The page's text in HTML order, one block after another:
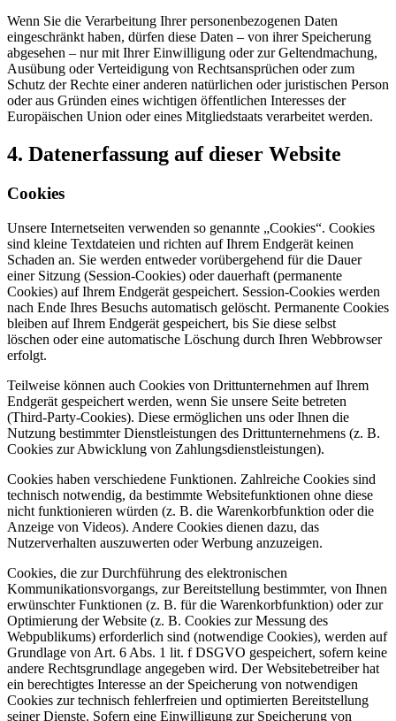
Wenn Sie die Verarbeitung Ihrer personenbezogenen Daten
eingeschränkt haben, dürfen diese Daten – von ihrer Speicherung
abgesehen – nur mit Ihrer Einwilligung oder zur Geltendmachung,
Ausübung oder Verteidigung von Rechtsansprüchen oder zum
Schutz der Rechte einer anderen natürlichen oder juristischen Person
oder aus Gründen eines wichtigen öffentlichen Interesses der
Europäischen Union oder eines Mitgliedstaats verarbeitet werden.
4. Datenerfassung auf dieser Website
Cookies
Unsere Internetseiten verwenden so genannte „Cookies“. Cookies
sind kleine Textdateien und richten auf Ihrem Endgerät keinen
Schaden an. Sie werden entweder vorübergehend für die Dauer
einer Sitzung (Session-Cookies) oder dauerhaft (permanente
Cookies) auf Ihrem Endgerät gespeichert. Session-Cookies werden
nach Ende Ihres Besuchs automatisch gelöscht. Permanente Cookies
bleiben auf Ihrem Endgerät gespeichert, bis Sie diese selbst
löschen oder eine automatische Löschung durch Ihren Webbrowser
erfolgt.
Teilweise können auch Cookies von Drittunternehmen auf Ihrem
Endgerät gespeichert werden, wenn Sie unsere Seite betreten
(Third-Party-Cookies). Diese ermöglichen uns oder Ihnen die
Nutzung bestimmter Dienstleistungen des Drittunternehmens (z. B.
Cookies zur Abwicklung von Zahlungsdienstleistungen).
Cookies haben verschiedene Funktionen. Zahlreiche Cookies sind
technisch notwendig, da bestimmte Websitefunktionen ohne diese
nicht funktionieren würden (z. B. die Warenkorbfunktion oder die
Anzeige von Videos). Andere Cookies dienen dazu, das
Nutzerverhalten auszuwerten oder Werbung anzuzeigen.
Cookies, die zur Durchführung des elektronischen
Kommunikationsvorgangs, zur Bereitstellung bestimmter, von Ihnen
erwünschter Funktionen (z. B. für die Warenkorbfunktion) oder zur
Optimierung der Website (z. B. Cookies zur Messung des
Webpublikums) erforderlich sind (notwendige Cookies), werden auf
Grundlage von Art. 6 Abs. 1 lit. f DSGVO gespeichert, sofern keine
andere Rechtsgrundlage angegeben wird. Der Websitebetreiber hat
ein berechtigtes Interesse an der Speicherung von notwendigen
Cookies zur technisch fehlerfreien und optimierten Bereitstellung
seiner Dienste. Sofern eine Einwilligung zur Speicherung von